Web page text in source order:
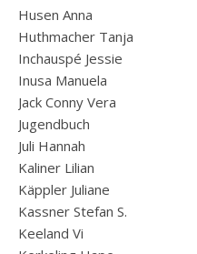
Husen Anna
Huthmacher Tanja
Inchauspé Jessie
Inusa Manuela
Jack Conny Vera
Jugendbuch
Juli Hannah
Kaliner Lilian
Käppler Juliane
Kassner Stefan S.
Keeland Vi